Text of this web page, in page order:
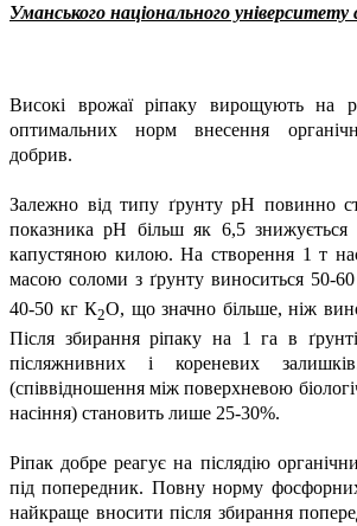
Уманського національного університету
Високі врожаї ріпаку вирощують на
оптимальних норм внесення
добрив.
Залежно від типу ґрунту рН повинно
показника рН більш як 6,5 знижується
капустяною килою. На створення 1 т
масою соломи з ґрунту виноситься 50-
40-50 кг К2О, що значно більше, ніж
Після збирання ріпаку на 1 га в
післяжнивних і кореневих
(співвідношення між поверхневою
насіння) становить лише 25-30%.
Ріпак добре реагує на післядію
під попередник. Повну норму
найкраще вносити після збирання